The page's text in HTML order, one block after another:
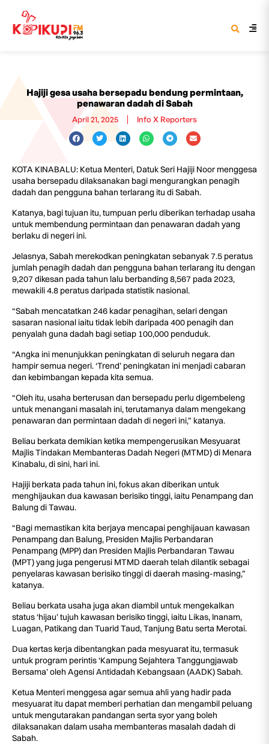
Hajiji gesa usaha bersepadu bendung permintaan,
penawaran dadah di Sabah
April 21, 2025 Info X Reporters
KOTA KINABALU: Ketua Menteri, Datuk Seri Hajiji Noor menggesa
usaha bersepadu dilaksanakan bagi mengurangkan penagih
dadah dan pengguna bahan terlarang itu di Sabah.
Katanya, bagi tujuan itu, tumpuan perlu diberikan terhadap usaha
untuk membendung permintaan dan penawaran dadah yang
berlaku di negeri ini.
Jelasnya, Sabah merekodkan peningkatan sebanyak 7.5 peratus
jumlah penagih dadah dan pengguna bahan terlarang itu dengan
9,207 dikesan pada tahun lalu berbanding 8,567 pada 2023,
mewakili 4.8 peratus daripada statistik nasional.
“Sabah mencatatkan 246 kadar penagihan, selari dengan
sasaran nasional iaitu tidak lebih daripada 400 penagih dan
penyalah guna dadah bagi setiap 100,000 penduduk.
“Angka ini menunjukkan peningkatan di seluruh negara dan
hampir semua negeri. ‘Trend’ peningkatan ini menjadi cabaran
dan kebimbangan kepada kita semua.
“Oleh itu, usaha berterusan dan bersepadu perlu digembeleng
untuk menangani masalah ini, terutamanya dalam mengekang
penawaran dan permintaan dadah di negeri ini,” katanya.
Beliau berkata demikian ketika mempengerusikan Mesyuarat
Majlis Tindakan Membanteras Dadah Negeri (MTMD) di Menara
Kinabalu, di sini, hari ini.
Hajiji berkata pada tahun ini, fokus akan diberikan untuk
menghijaukan dua kawasan berisiko tinggi, iaitu Penampang dan
Balung di Tawau.
“Bagi memastikan kita berjaya mencapai penghijauan kawasan
Penampang dan Balung, Presiden Majlis Perbandaran
Penampang (MPP) dan Presiden Majlis Perbandaran Tawau
(MPT) yang juga pengerusi MTMD daerah telah dilantik sebagai
penyelaras kawasan berisiko tinggi di daerah masing-masing,”
katanya.
Beliau berkata usaha juga akan diambil untuk mengekalkan
status ‘hijau’ tujuh kawasan berisiko tinggi, iaitu Likas, Inanam,
Luagan, Patikang dan Tuarid Taud, Tanjung Batu serta Merotai.
Dua kertas kerja dibentangkan pada mesyuarat itu, termasuk
untuk program perintis ‘Kampung Sejahtera Tanggungjawab
Bersama’ oleh Agensi Antidadah Kebangsaan (AADK) Sabah.
Ketua Menteri menggesa agar semua ahli yang hadir pada
mesyuarat itu dapat memberi perhatian dan mengambil peluang
untuk mengutarakan pandangan serta syor yang boleh
dilaksanakan dalam usaha membanteras masalah dadah di
Sabah.